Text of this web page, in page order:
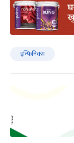
इन्फिनिक्स